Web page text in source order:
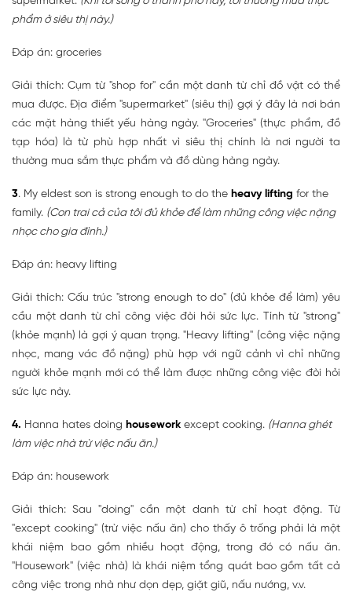
phẩm ở siêu thị này.)
Đáp án: groceries
Giải thích: Cụm từ "shop for" cần một danh từ chỉ đồ vật có thể
mua được. Địa điểm "supermarket" (siêu thị) gợi ý đây là nơi bán
các mặt hàng thiết yếu hàng ngày. "Groceries" (thực phẩm, đồ
tạp hóa) là từ phù hợp nhất vì siêu thị chính là nơi người ta
thường mua sắm thực phẩm và đồ dùng hàng ngày.
3. My eldest son is strong enough to do the heavy lifting for the
family. (Con trai cả của tôi đủ khỏe để làm những công việc nặng
nhọc cho gia đình.)
Đáp án: heavy lifting
Giải thích: Cấu trúc "strong enough to do" (đủ khỏe để làm) yêu
cầu một danh từ chỉ công việc đòi hỏi sức lực. Tính từ "strong"
(khỏe mạnh) là gợi ý quan trọng. "Heavy lifting" (công việc nặng
nhọc, mang vác đồ nặng) phù hợp với ngữ cảnh vì chỉ những
người khỏe mạnh mới có thể làm được những công việc đòi hỏi
sức lực này.
4. Hanna hates doing housework except cooking. (Hanna ghét
làm việc nhà trừ việc nấu ăn.)
Đáp án: housework
Giải thích: Sau "doing" cần một danh từ chỉ hoạt động. Từ
"except cooking" (trừ việc nấu ăn) cho thấy ô trống phải là một
khái niệm bao gồm nhiều hoạt động, trong đó có nấu ăn.
"Housework" (việc nhà) là khái niệm tổng quát bao gồm tất cả
công việc trong nhà như dọn dẹp, giặt giũ, nấu nướng, v.v.